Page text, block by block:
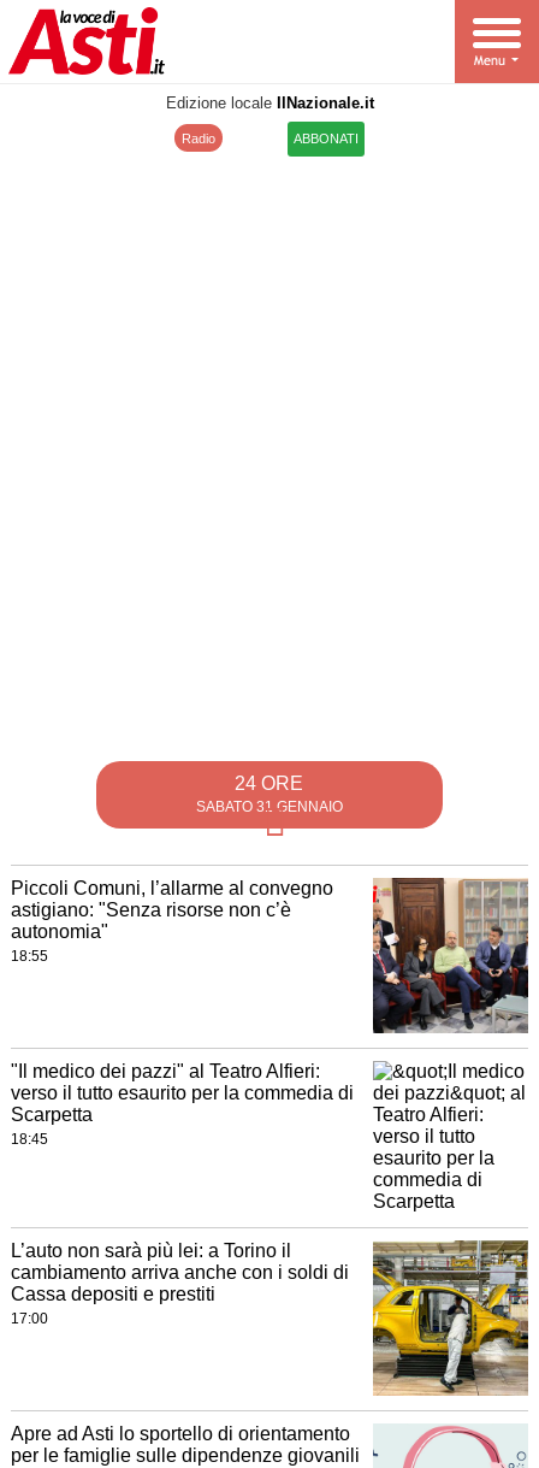
Edizione locale IlNazionale.it
Radio ABBONATI
24 ORE
SABATO 31 GENNAIO
Piccoli Comuni, l’allarme al convegno
astigiano: "Senza risorse non c’è
autonomia"
18:55
"Il medico dei pazzi" al Teatro Alfieri:
verso il tutto esaurito per la commedia di
Scarpetta
18:45
L’auto non sarà più lei: a Torino il
cambiamento arriva anche con i soldi di
Cassa depositi e prestiti
17:00
Apre ad Asti lo sportello di orientamento
per le famiglie sulle dipendenze giovanili